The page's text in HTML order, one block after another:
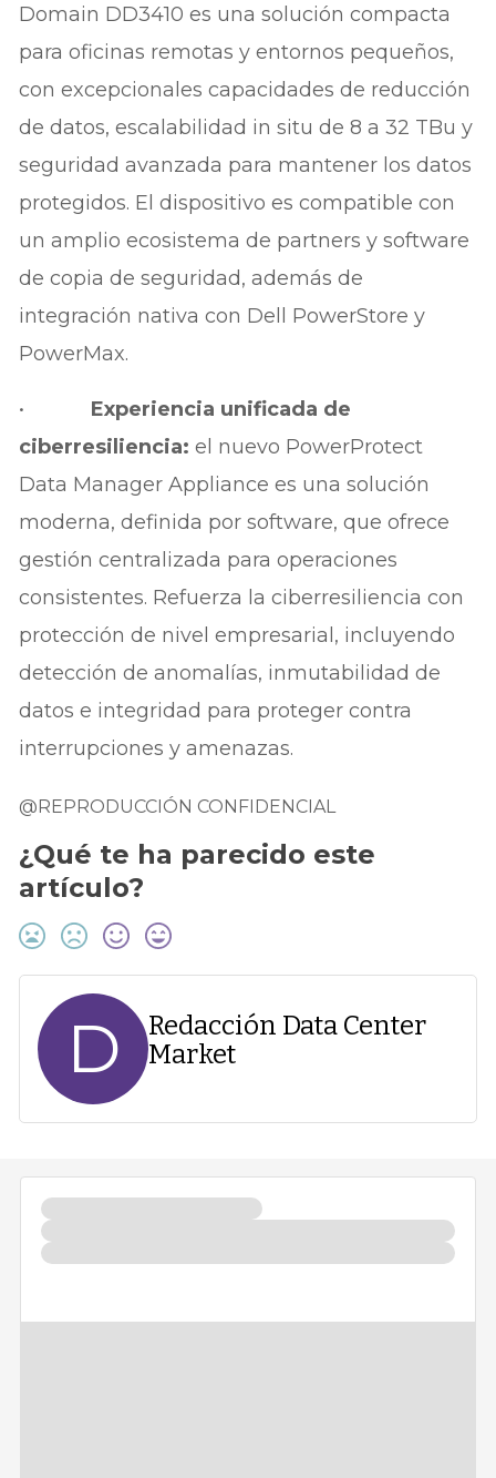
Domain DD3410 es una solución compacta
para oficinas remotas y entornos pequeños,
con excepcionales capacidades de reducción
de datos, escalabilidad in situ de 8 a 32 TBu y
seguridad avanzada para mantener los datos
protegidos. El dispositivo es compatible con
un amplio ecosistema de partners y software
de copia de seguridad, además de
integración nativa con Dell PowerStore y
PowerMax.
• Experiencia unificada de
ciberresiliencia: el nuevo PowerProtect
Data Manager Appliance es una solución
moderna, definida por software, que ofrece
gestión centralizada para operaciones
consistentes. Refuerza la ciberresiliencia con
protección de nivel empresarial, incluyendo
detección de anomalías, inmutabilidad de
datos e integridad para proteger contra
interrupciones y amenazas.
@REPRODUCCIÓN CONFIDENCIAL
¿Qué te ha parecido este
artículo?
D
Redacción Data Center
Market